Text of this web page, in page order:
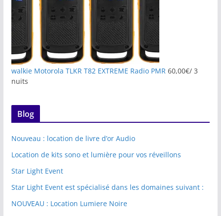
walkie Motorola TLKR T82 EXTREME Radio PMR 60,00€/ 3
nuits
Blog
Nouveau : location de livre d’or Audio
Location de kits sono et lumière pour vos réveillons
Star Light Event
Star Light Event est spécialisé dans les domaines suivant :
NOUVEAU : Location Lumiere Noire